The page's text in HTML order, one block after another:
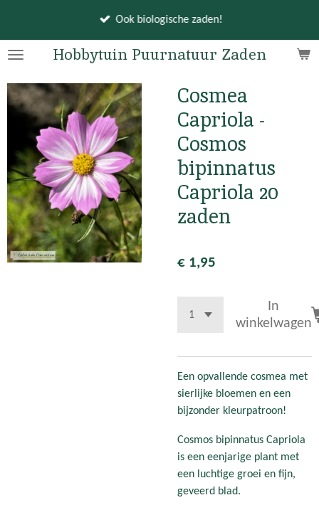
naar
hoofdinhoud
Hobbytuin Puurnatuur Zaden
Ook biologische zaden!
Cosmea
Capriola -
Cosmos
bipinnatus
Capriola 20
zaden
€ 1,95
In
winkelwagen
Een opvallende cosmea met
sierlijke bloemen en een
bijzonder kleurpatroon!
Cosmos bipinnatus Capriola
is een eenjarige plant met
een luchtige groei en fijn,
geveerd blad.